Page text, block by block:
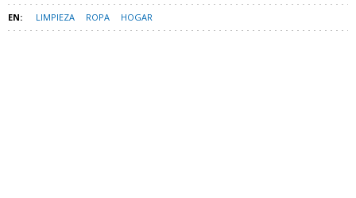
LIMPIEZA ROPA HOGAR